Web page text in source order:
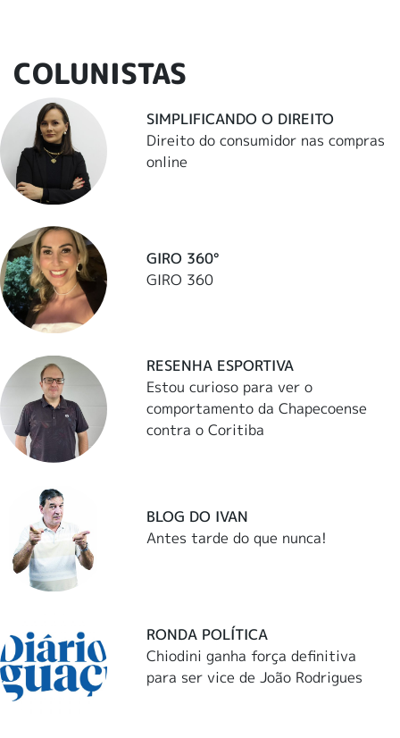
COLUNISTAS
SIMPLIFICANDO O DIREITO
Direito do consumidor nas compras
online
GIRO 360°
GIRO 360
RESENHA ESPORTIVA
Estou curioso para ver o
comportamento da Chapecoense
contra o Coritiba
BLOG DO IVAN
Antes tarde do que nunca!
RONDA POLÍTICA
Chiodini ganha força definitiva
para ser vice de João Rodrigues